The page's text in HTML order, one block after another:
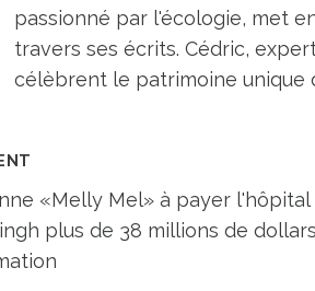
passionné par l'écologie, met
travers ses écrits. Cédric,
célèbrent le patrimoine unique
«Melly Mel» à payer l'hôpital
plus de 38 millions de dollars